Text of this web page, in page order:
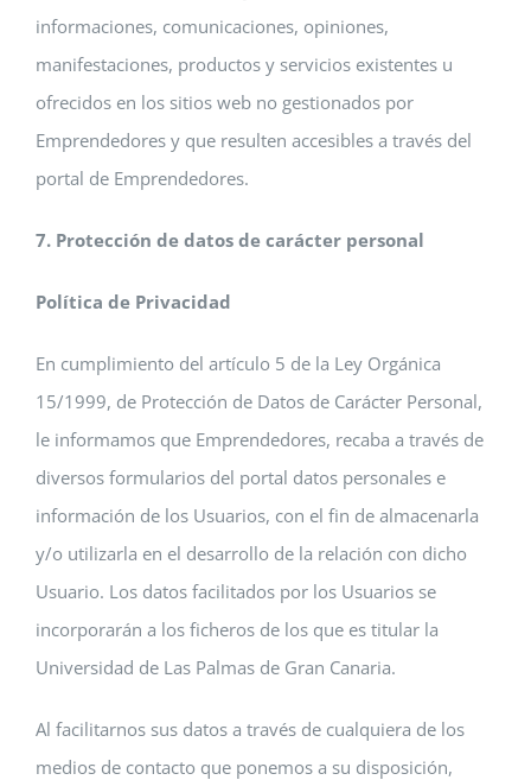
informaciones, comunicaciones, opiniones,
manifestaciones, productos y servicios existentes u
ofrecidos en los sitios web no gestionados por
Emprendedores y que resulten accesibles a través del
portal de Emprendedores.
7. Protección de datos de carácter personal
Política de Privacidad
En cumplimiento del artículo 5 de la Ley Orgánica
15/1999, de Protección de Datos de Carácter Personal,
le informamos que Emprendedores, recaba a través de
diversos formularios del portal datos personales e
información de los Usuarios, con el fin de almacenarla
y/o utilizarla en el desarrollo de la relación con dicho
Usuario. Los datos facilitados por los Usuarios se
incorporarán a los ficheros de los que es titular la
Universidad de Las Palmas de Gran Canaria.
Al facilitarnos sus datos a través de cualquiera de los
medios de contacto que ponemos a su disposición,